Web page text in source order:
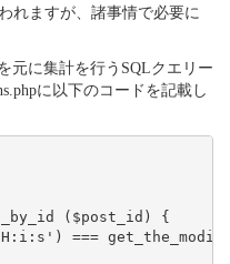
れますが、諸事情で必要に
元に集計を行うSQLクエリー
に以下のコードを記載し
($post_id) {
===